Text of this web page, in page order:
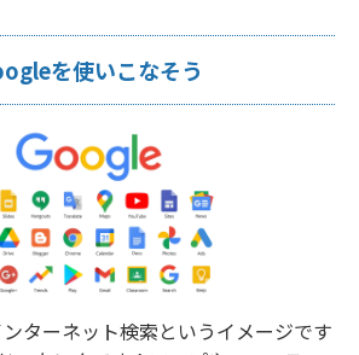
を使いこなそう
ターネット検索というイメージです